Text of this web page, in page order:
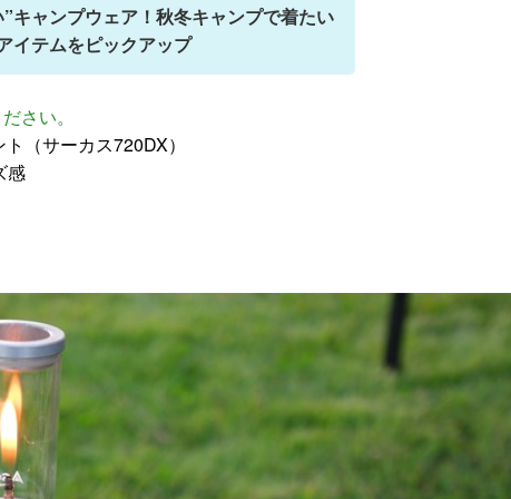
キャンプウェア！秋冬キャンプで着たい
イテムをピックアップ
さい。
（サーカス720DX）
感